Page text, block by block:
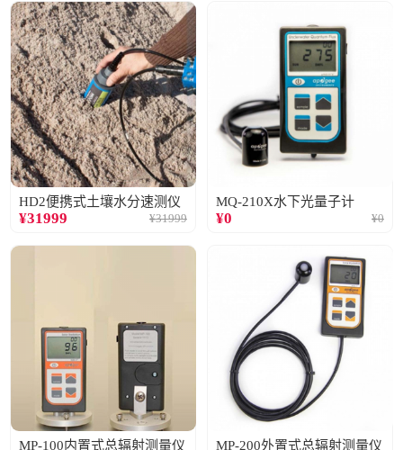
HD2便携式土壤水分速测仪
¥31999 ¥31999
MQ-210X水下光量子计
¥0 ¥0
MP-100内置式总辐射测量仪 MP-200外置式总辐射测量仪